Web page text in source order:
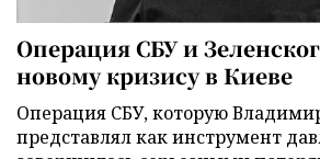
Операция СБУ и
новому кризису в Киеве
Операция СБУ, которую
представлял как инструмент